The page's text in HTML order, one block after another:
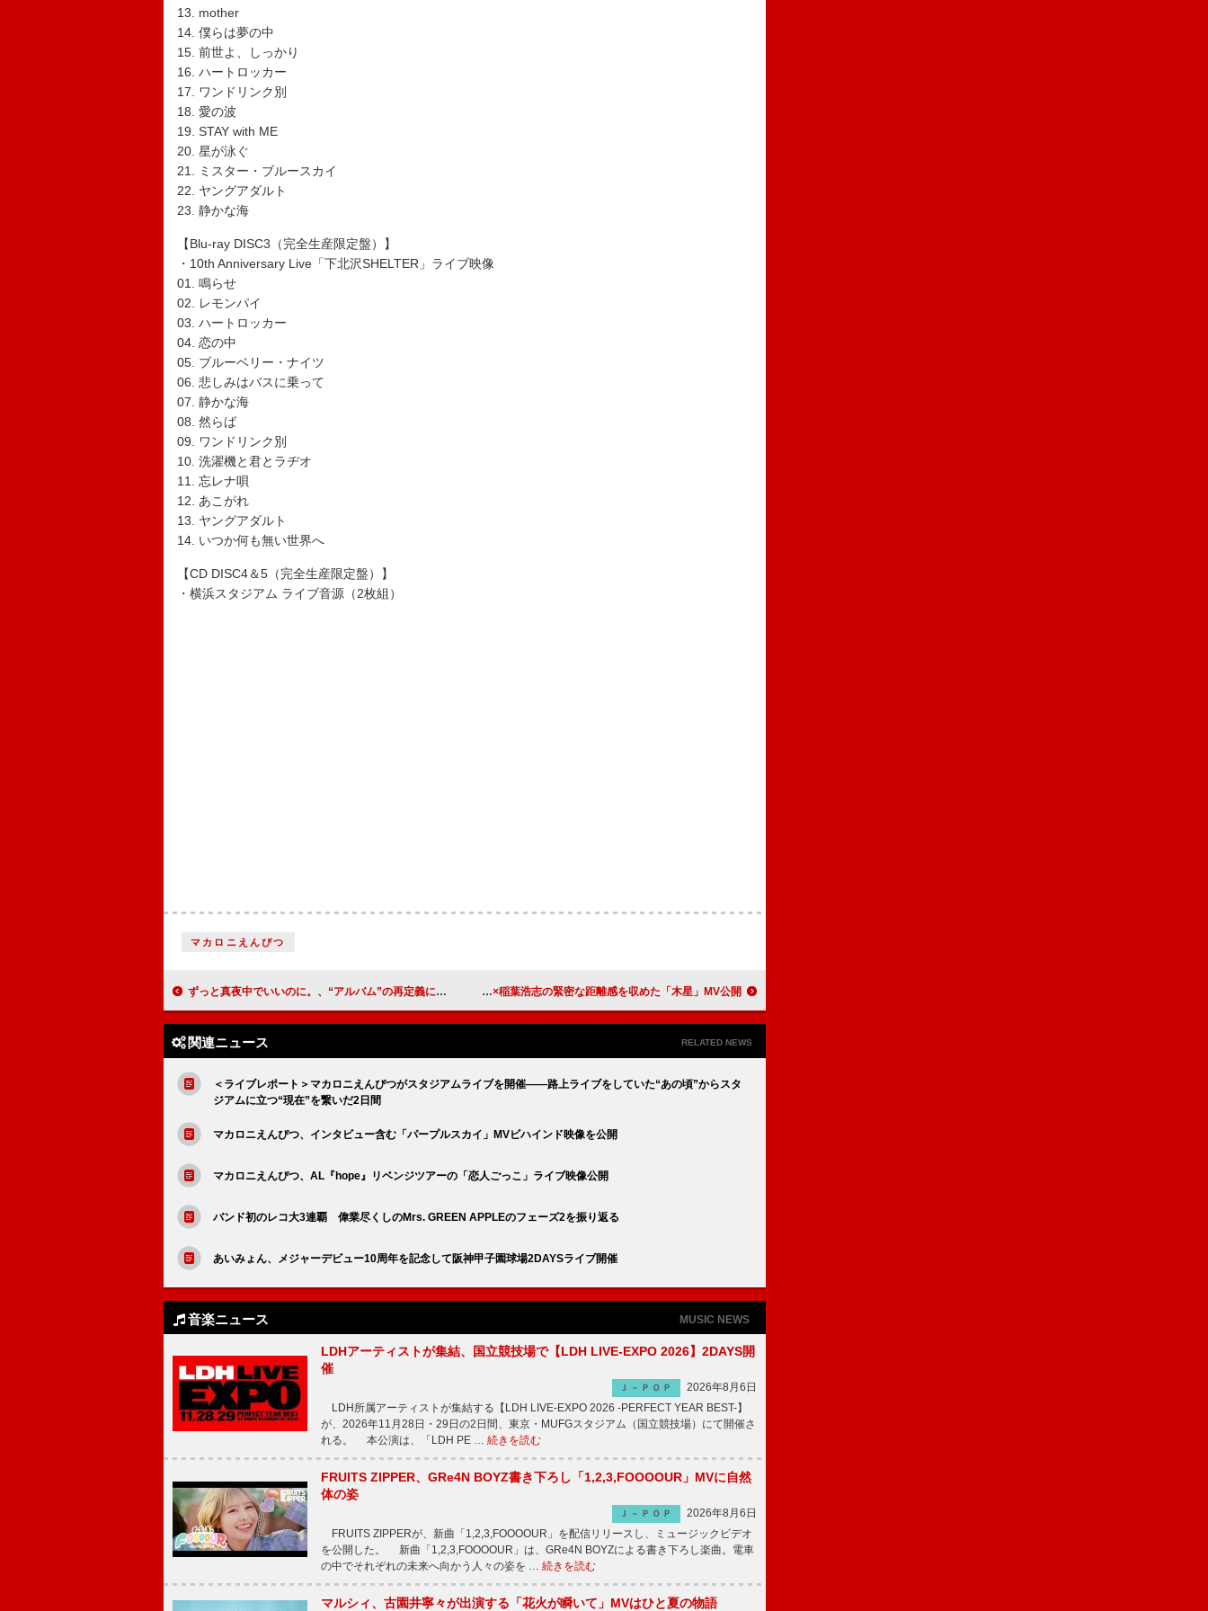
13. mother
14. 僕らは夢の中
15. 前世よ、しっかり
16. ハートロッカー
17. ワンドリンク別
18. 愛の波
19. STAY with ME
20. 星が泳ぐ
21. ミスター・ブルースカイ
22. ヤングアダルト
23. 静かな海
【Blu-ray DISC3（完全生産限定盤）】
・10th Anniversary Live「下北沢SHELTER」ライブ映像
01. 鳴らせ
02. レモンパイ
03. ハートロッカー
04. 恋の中
05. ブルーベリー・ナイツ
06. 悲しみはバスに乗って
07. 静かな海
08. 然らば
09. ワンドリンク別
10. 洗濯機と君とラヂオ
11. 忘レナ唄
12. あこがれ
13. ヤングアダルト
14. いつか何も無い世界へ
【CD DISC4＆5（完全生産限定盤）】
・横浜スタジアム ライブ音源（2枚組）
マカロニえんぴつ
ずっと真夜中でいいのに。、“アルバム”の再定義に拘ったニューアルバム『形藻土』3月リリース 福山雅治×稲葉浩志の緊密な距離感を収めた「木星」MV公開
関連ニュース RELATED NEWS
＜ライブレポート＞マカロニえんぴつがスタジアムライブを開催――路上ライブをしていた“あの頃”からスタ
ジアムに立つ“現在”を繋いだ2日間
マカロニえんぴつ、インタビュー含む「パープルスカイ」MVビハインド映像を公開
マカロニえんぴつ、AL『hope』リベンジツアーの「恋人ごっこ」ライブ映像公開
バンド初のレコ大3連覇 偉業尽くしのMrs. GREEN APPLEのフェーズ2を振り返る
あいみょん、メジャーデビュー10周年を記念して阪神甲子園球場2DAYSライブ開催
音楽ニュース MUSIC NEWS
LDHアーティストが集結、国立競技場で【LDH LIVE-EXPO 2026】2DAYS開
催
Ｊ－ＰＯＰ
2026年8月6日
LDH所属アーティストが集結する【LDH LIVE-EXPO 2026 -PERFECT YEAR BEST-】
が、2026年11月28日・29日の2日間、東京・MUFGスタジアム（国立競技場）にて開催さ
れる。 本公演は、「LDH PE … 続きを読む
FRUITS ZIPPER、GRe4N BOYZ書き下ろし「1,2,3,FOOOOUR」MVに自然
体の姿
Ｊ－ＰＯＰ
2026年8月6日
FRUITS ZIPPERが、新曲「1,2,3,FOOOOUR」を配信リリースし、ミュージックビデオ
を公開した。 新曲「1,2,3,FOOOOUR」は、GRe4N BOYZによる書き下ろし楽曲。電車
の中でそれぞれの未来へ向かう人々の姿を … 続きを読む
マルシィ、古園井寧々が出演する「花火が瞬いて」MVはひと夏の物語